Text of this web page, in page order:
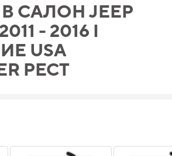
САЛОН JEEP
- 2016 I
USA
РЕСТ